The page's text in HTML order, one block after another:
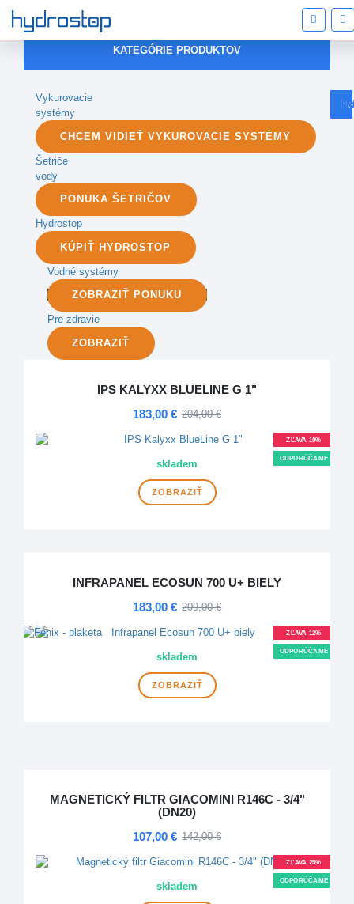
KATEGÓRIE PRODUKTOV
Vykurovacie
systémy
CHCEM VIDIEŤ VYKUROVACIE SYSTÉMY
Šetriče
vody
PONUKA ŠETRIČOV
Hydrostop
KÚPIŤ HYDROSTOP
Vodné systémy
ZOBRAZIŤ PONUKU
Pre zdravie
ZOBRAZIŤ
IPS KALYXX BLUELINE G 1"
183,00 € 204,00 €
ZĽAVA 10%
ODPORÚČAME
skladem
ZOBRAZIŤ
INFRAPANEL ECOSUN 700 U+ BIELY
183,00 € 209,00 €
ZĽAVA 12%
ODPORÚČAME
skladem
ZOBRAZIŤ
MAGNETICKÝ FILTR GIACOMINI R146C - 3/4"
(DN20)
107,00 € 142,00 €
ZĽAVA 25%
ODPORÚČAME
skladem